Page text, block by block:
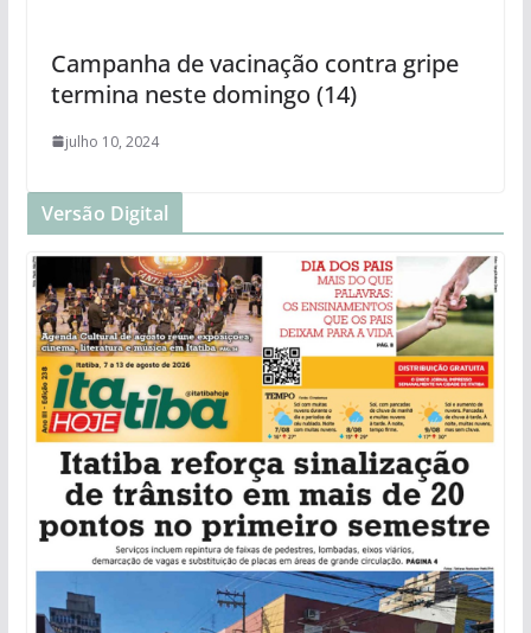
Campanha de vacinação contra gripe
termina neste domingo (14)
julho 10, 2024
Versão Digital